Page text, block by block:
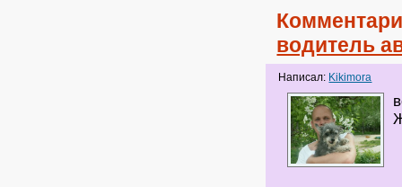
водитель
Написал: Kikimora